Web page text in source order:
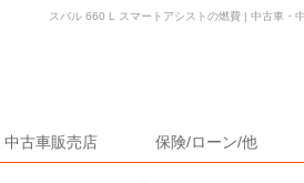
中古車販売店 保険/ローン/他
スバル 660 L スマートアシストの燃費 | 中古車・